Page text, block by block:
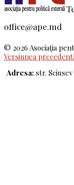
office@ape.md
© 2026 Asociaţia
Versiunea
Adresa: str.